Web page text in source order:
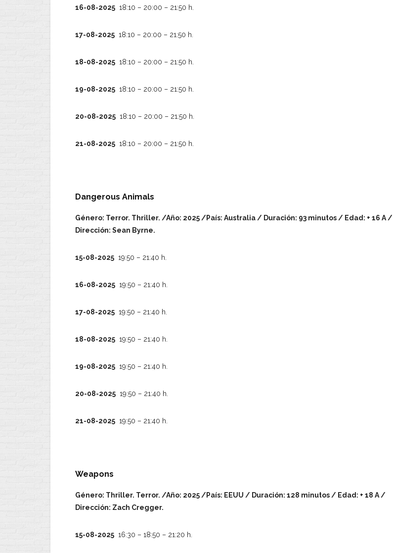
16-08-2025 18:10 – 20:00 – 21:50 h.
17-08-2025 18:10 – 20:00 – 21:50 h.
18-08-2025 18:10 – 20:00 – 21:50 h.
19-08-2025 18:10 – 20:00 – 21:50 h.
20-08-2025 18:10 – 20:00 – 21:50 h.
21-08-2025 18:10 – 20:00 – 21:50 h.
Dangerous Animals
Género: Terror. Thriller. /Año: 2025 /País: Australia / Duración: 93 minutos / Edad: + 16 A /
Dirección: Sean Byrne.
15-08-2025 19:50 – 21:40 h.
16-08-2025 19:50 – 21:40 h.
17-08-2025 19:50 – 21:40 h.
18-08-2025 19:50 – 21:40 h.
19-08-2025 19:50 – 21:40 h.
20-08-2025 19:50 – 21:40 h.
21-08-2025 19:50 – 21:40 h.
Weapons
Género: Thriller. Terror. /Año: 2025 /País: EEUU / Duración: 128 minutos / Edad: + 18 A /
Dirección: Zach Cregger.
15-08-2025 16:30 – 18:50 – 21:20 h.